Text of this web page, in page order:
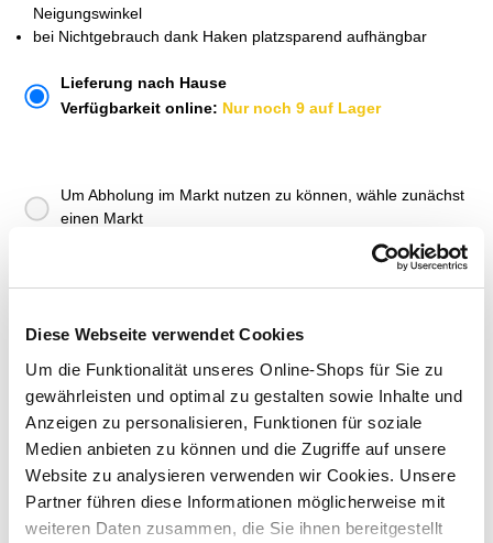
Diese Webseite verwendet Cookies
Um die Funktionalität unseres Online-Shops für Sie zu
gewährleisten und optimal zu gestalten sowie Inhalte und
Anzeigen zu personalisieren, Funktionen für soziale
Medien anbieten zu können und die Zugriffe auf unsere
Website zu analysieren verwenden wir Cookies. Unsere
Partner führen diese Informationen möglicherweise mit
weiteren Daten zusammen, die Sie ihnen bereitgestellt
Neigungswinkel
bei Nichtgebrauch dank Haken platzsparend aufhängbar
Lieferung nach Hause
Verfügbarkeit online: Nur noch 9 auf Lager
Um Abholung im Markt nutzen zu können, wähle zunächst
einen Markt
In den Warenkorb
Merken
ZUBEHÖR UND PASSENDE ARTIKEL: